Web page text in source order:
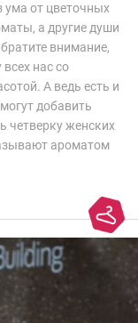
ума от цветочных
а другие души
внимание,
нас со
А ведь есть и
добавить
четверку женских
ароматом